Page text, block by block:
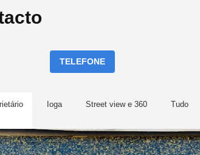
TELEFONE
Ioga Street view e 360 Tudo